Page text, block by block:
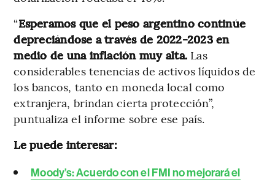
“Esperamos que el peso argentino continúe
depreciándose a través de 2022-2023 en
medio de una inflación muy alta. Las
considerables tenencias de activos líquidos de
los bancos, tanto en moneda local como
extranjera, brindan cierta protección”,
puntualiza el informe sobre ese país.
Le puede interesar:
Moody’s: Acuerdo con el FMI no mejorará el